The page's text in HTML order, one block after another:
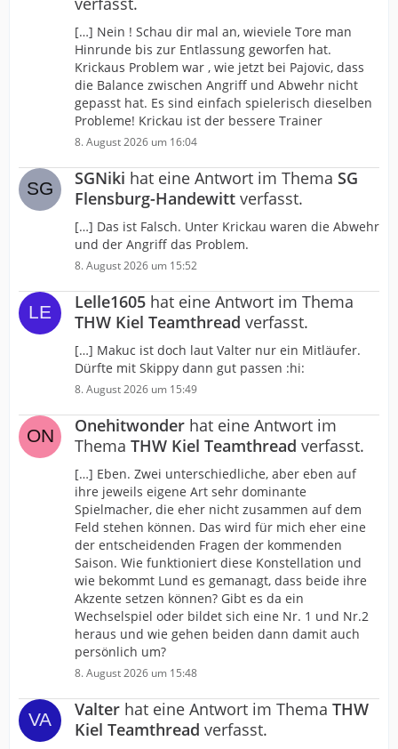
[…] Nein ! Schau dir mal an, wieviele Tore man
Hinrunde bis zur Entlassung geworfen hat.
Krickaus Problem war , wie jetzt bei Pajovic, dass
die Balance zwischen Angriff und Abwehr nicht
gepasst hat. Es sind einfach spielerisch dieselben
Probleme! Krickau ist der bessere Trainer
8. August 2026 um 16:04
SGNiki hat eine Antwort im Thema SG
Flensburg-Handewitt verfasst.
[…] Das ist Falsch. Unter Krickau waren die Abwehr
und der Angriff das Problem.
8. August 2026 um 15:52
Lelle1605 hat eine Antwort im Thema
THW Kiel Teamthread verfasst.
[…] Makuc ist doch laut Valter nur ein Mitläufer.
Dürfte mit Skippy dann gut passen :hi:
8. August 2026 um 15:49
Onehitwonder hat eine Antwort im
Thema THW Kiel Teamthread verfasst.
[…] Eben. Zwei unterschiedliche, aber eben auf
ihre jeweils eigene Art sehr dominante
Spielmacher, die eher nicht zusammen auf dem
Feld stehen können. Das wird für mich eher eine
der entscheidenden Fragen der kommenden
Saison. Wie funktioniert diese Konstellation und
wie bekommt Lund es gemanagt, dass beide ihre
Akzente setzen können? Gibt es da ein
Wechselspiel oder bildet sich eine Nr. 1 und Nr.2
heraus und wie gehen beiden dann damit auch
persönlich um?
8. August 2026 um 15:48
Valter hat eine Antwort im Thema THW
Kiel Teamthread verfasst.